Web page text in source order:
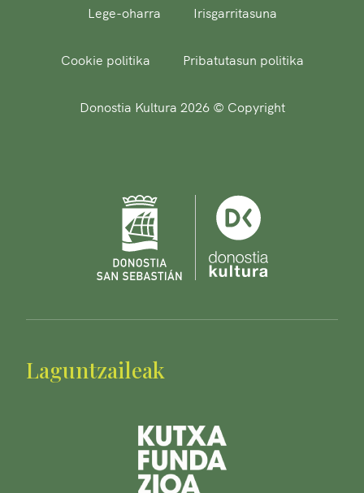
Lege-oharra Irisgarritasuna
Cookie politika Pribatutasun politika
Donostia Kultura 2026 © Copyright
Laguntzaileak